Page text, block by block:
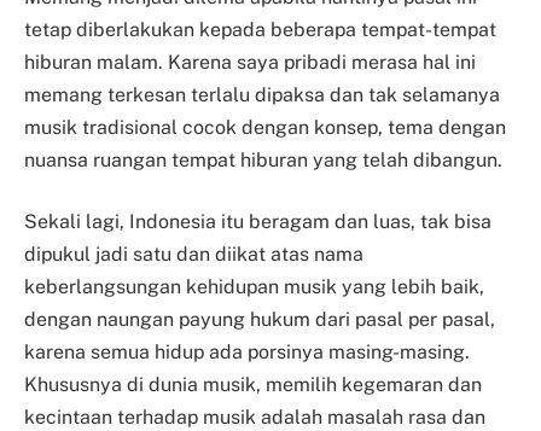
tetap diberlakukan kepada beberapa tempat-tempat
hiburan malam. Karena saya pribadi merasa hal ini
memang terkesan terlalu dipaksa dan tak selamanya
musik tradisional cocok dengan konsep, tema dengan
nuansa ruangan tempat hiburan yang telah dibangun.
Sekali lagi, Indonesia itu beragam dan luas, tak bisa
dipukul jadi satu dan diikat atas nama
keberlangsungan kehidupan musik yang lebih baik,
dengan naungan payung hukum dari pasal per pasal,
karena semua hidup ada porsinya masing-masing.
Khususnya di dunia musik, memilih kegemaran dan
kecintaan terhadap musik adalah masalah rasa dan